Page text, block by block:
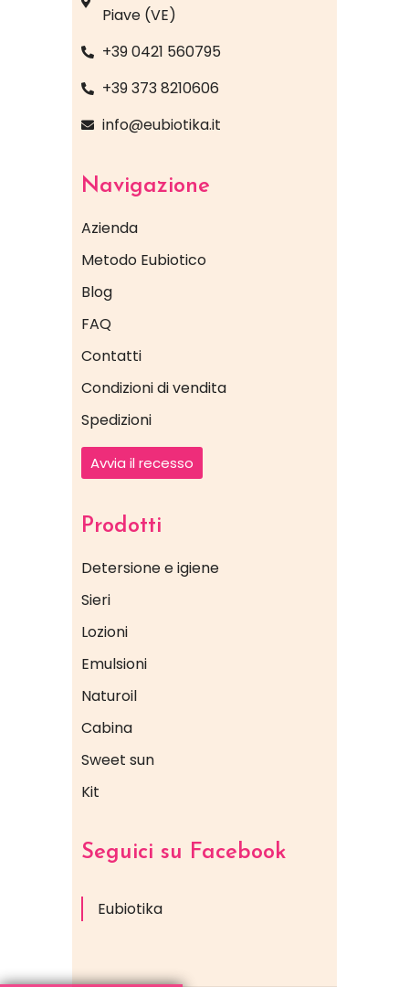
Piave (VE)
+39 0421 560795
+39 373 8210606
info@eubiotika.it
Navigazione
Azienda
Metodo Eubiotico
Blog
FAQ
Contatti
Condizioni di vendita
Spedizioni
Avvia il recesso
Prodotti
Detersione e igiene
Sieri
Lozioni
Emulsioni
Naturoil
Cabina
Sweet sun
Kit
Seguici su Facebook
Eubiotika